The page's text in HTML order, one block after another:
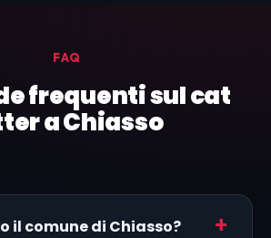
FAQ
frequenti sul cat
a Chiasso
il comune di Chiasso?